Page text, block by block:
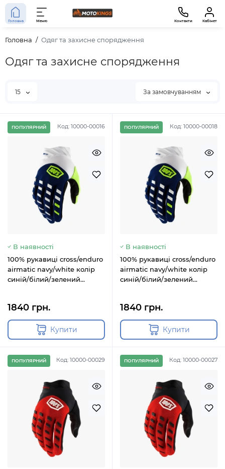
Головна Меню Контакти Кабінет
Головна Одяг та захисне спорядження
Одяг та захисне спорядження
15 За замовчуванням
Код: 10000-00016
ПОПУЛЯРНИЙ
В наявності
100% рукавиці cross/enduro
airmatic navy/white колір
синій/білий/зелений
1840 грн.
Купити
Код: 10000-00018
ПОПУЛЯРНИЙ
В наявності
100% рукавиці cross/enduro
airmatic navy/white колір
синій/білий/зелений
1840 грн.
Купити
Код: 10000-00029
ПОПУЛЯРНИЙ Код: 10000-00027
ПОПУЛЯРНИЙ